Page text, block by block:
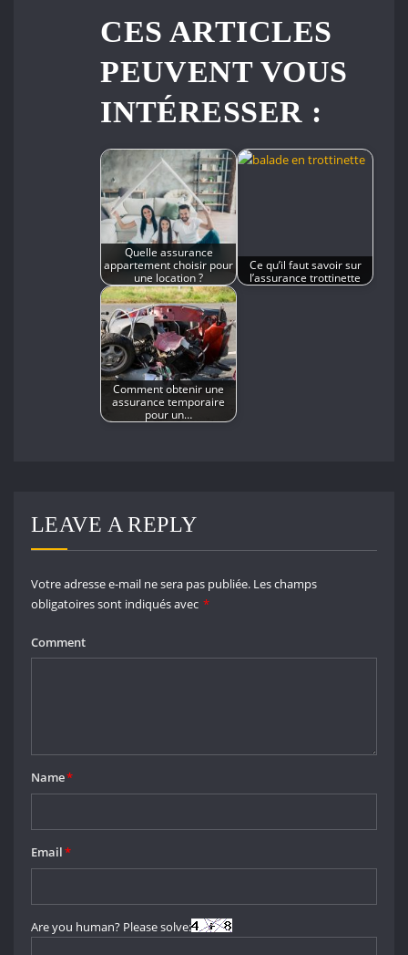
CES ARTICLES
PEUVENT VOUS
INTÉRESSER :
Quelle assurance
appartement choisir pour
une location ?
Ce qu’il faut savoir sur
l’assurance trottinette
Comment obtenir une
assurance temporaire
pour un…
LEAVE A REPLY
Votre adresse e-mail ne sera pas publiée. Les champs
obligatoires sont indiqués avec *
Comment
Name*
Email*
Are you human? Please solve: